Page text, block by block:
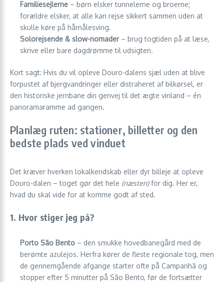
Familiesejlerne – børn elsker tunnelerne og broerne;
forældre elsker, at alle kan rejse sikkert sammen uden at
skulle køre på hårnålesving.
Solorejsende & slow-nomader– brug togtiden på at læse,
skrive eller bare dagdrømme til udsigten.
Kort sagt: Hvis du vil opleve Douro-dalens sjæl uden at blive
forpustet af bjerg­vandringer eller distraheret af bilkørsel, er
den historiske jernbane din genvej til det ægte vinland – én
panoramaramme ad gangen.
Planlæg ruten: stationer, billetter og den
bedste plads ved vinduet
Det kræver hverken lokalkendskab eller dyr billeje at opleve
Douro-dalen – toget gør det hele (næsten)for dig. Her er,
hvad du skal vide for at komme godt af sted.
1. Hvor stiger jeg på?
Porto São Bento – den smukke hovedbanegård med de
berømte azulejos. Herfra kører de fleste regionale tog, men
de gennemgående afgange starter ofte på Campanhã og
stopper efter 5 minutter på São Bento, før de fortsætter